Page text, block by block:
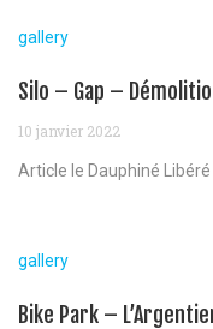
gallery
Silo – Gap –
10 janvier 2022
Article le Dauphiné
gallery
Bike Park –